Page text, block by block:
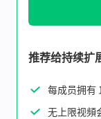
推荐给持续扩
每成员拥有
无上限视頻